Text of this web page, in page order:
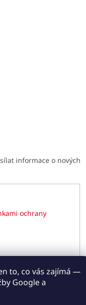
to, co vás zajímá —
Google a
informace o nových
ochrany